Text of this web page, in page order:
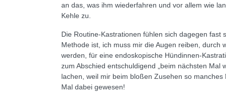
an das, was ihm wiederfahren und vor allem wie
Kehle zu.
Die Routine-Kastrationen fühlen sich dagegen
Methode ist, ich muss mir die Augen reiben,
werden, für eine endoskopische Hündinnen-
zum Abschied entschuldigend „beim nächsten
lachen, weil mir beim bloßen Zusehen so
Mal dabei gewesen!